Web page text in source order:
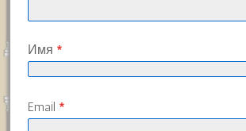
Имя *
Email *